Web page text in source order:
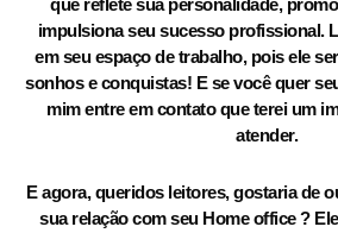
que reflete sua personalidade,
impulsiona seu sucesso profissional.
em seu espaço de trabalho, pois ele
sonhos e conquistas! E se você quer
mim entre em contato que terei um
atender.
E agora, queridos leitores, gostaria de
sua relação com seu Home office ?